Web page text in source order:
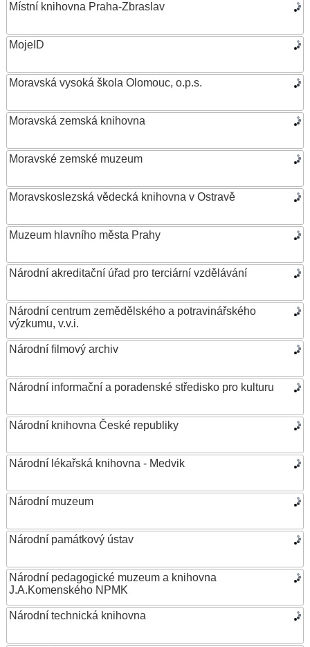
Místní knihovna Praha-Zbraslav
MojeID
Moravská vysoká škola Olomouc, o.p.s.
Moravská zemská knihovna
Moravské zemské muzeum
Moravskoslezská vědecká knihovna v Ostravě
Muzeum hlavního města Prahy
Národní akreditační úřad pro terciární vzdělávání
Národní centrum zemědělského a potravinářského
výzkumu, v.v.i.
Národní filmový archiv
Národní informační a poradenské středisko pro kulturu
Národní knihovna České republiky
Národní lékařská knihovna - Medvik
Národní muzeum
Národní památkový ústav
Národní pedagogické muzeum a knihovna
J.A.Komenského NPMK
Národní technická knihovna